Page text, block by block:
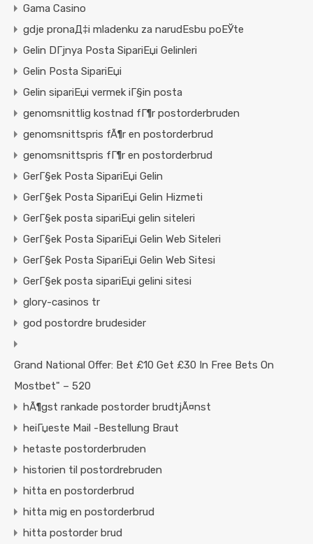
Gama Casino
gdje pronaД‡i mladenku za narudЕѕbu poЕЎte
Gelin DГјnya Posta SipariЕџi Gelinleri
Gelin Posta SipariЕџi
Gelin sipariЕџi vermek iГ§in posta
genomsnittlig kostnad fГ¶r postorderbruden
genomsnittspris fÃ¶r en postorderbrud
genomsnittspris fГ¶r en postorderbrud
GerГ§ek Posta SipariЕџi Gelin
GerГ§ek Posta SipariЕџi Gelin Hizmeti
GerГ§ek posta sipariЕџi gelin siteleri
GerГ§ek Posta SipariЕџi Gelin Web Siteleri
GerГ§ek Posta SipariЕџi Gelin Web Sitesi
GerГ§ek posta sipariЕџi gelini sitesi
glory-casinos tr
god postordre brudesider
Grand National Offer: Bet £10 Get £30 In Free Bets On
Mostbet" – 520
hÃ¶gst rankade postorder brudtjÃ¤nst
heiГџeste Mail -Bestellung Braut
hetaste postorderbruden
historien til postordrebruden
hitta en postorderbrud
hitta mig en postorderbrud
hitta postorder brud